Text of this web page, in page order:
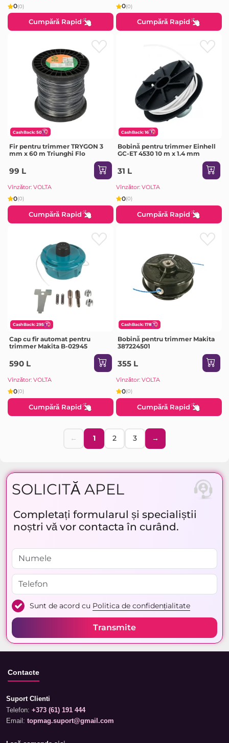
0(0)
Cumpără Rapid
0(0)
Cumpără Rapid
CashBack: 50
Fir pentru trimmer TRYGON 3
mm x 60 m Triunghi Flo
99 L
Vînzător: VOLTA
0(0)
Cumpără Rapid
CashBack: 16
Bobină pentru trimmer Einhell
GC-ET 4530 10 m x 1.4 mm
31 L
Vînzător: VOLTA
0(0)
Cumpără Rapid
CashBack: 295
Cap cu fir automat pentru
trimmer Makita B-02945
590 L
Vînzător: VOLTA
0(0)
Cumpără Rapid
CashBack: 178
Bobină pentru trimmer Makita
387224501
355 L
Vînzător: VOLTA
0(0)
Cumpără Rapid
← 1 2 3 →
SOLICITĂ APEL
Completați formularul și specialiștii
noștri vă vor contacta în curând.
Sunt de acord cu Politica de confidențialitate
Transmite
Contacte
Suport Clienti
Telefon: +373 (61) 191 444
Email: topmag.suport@gmail.com